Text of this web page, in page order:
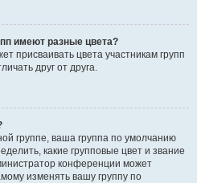
имеют разные цвета?
присваивать цвета участникам групп
друг от друга.
группе, ваша группа по умолчанию
какие групповые цвет и звание
конференции может
изменять вашу группу по